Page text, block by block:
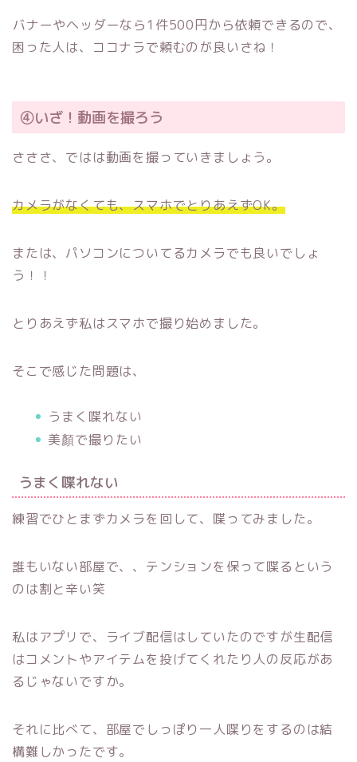
バナーやヘッダーなら1件500円から依頼できるので、
困った人は、ココナラで頼むのが良いさね！
④いざ！動画を撮ろう
さささ、ではは動画を撮っていきましょう。
カメラがなくても、スマホでとりあえずOK。
または、パソコンについてるカメラでも良いでしょ
う！！
とりあえず私はスマホで撮り始めました。
そこで感じた問題は、
うまく喋れない
美顏で撮りたい
うまく喋れない
練習でひとまずカメラを回して、喋ってみました。
誰もいない部屋で、、テンションを保って喋るという
のは割と辛い笑
私はアプリで、ライブ配信はしていたのですが生配信
はコメントやアイテムを投げてくれたり人の反応があ
るじゃないですか。
それに比べて、部屋でしっぽり一人喋りをするのは結
構難しかったです。